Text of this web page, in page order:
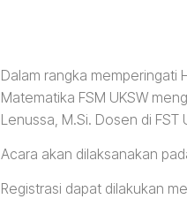
Dalam rangka memperingati
Matematika FSM UKSW
Lenussa, M.Si. Dosen di FST
Acara akan dilaksanakan
Registrasi dapat dilakukan